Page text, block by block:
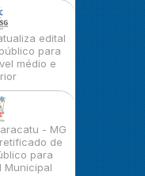
edital
para
médio e
- MG
de
para
Municipal